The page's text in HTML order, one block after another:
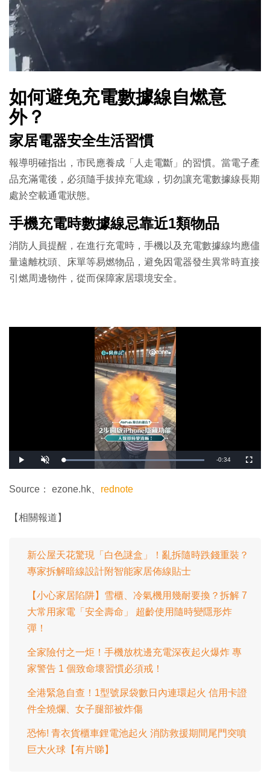
如何避免充電數據線自燃意
外？
家居電器安全生活習慣
報導明確指出，市民應養成「人走電斷」的習慣。當電子產
品充滿電後，必須隨手拔掉充電線，切勿讓充電數據線長期
處於空載通電狀態。
手機充電時數據線忌靠近1類物品
消防人員提醒，在進行充電時，手機以及充電數據線均應儘
量遠離枕頭、床單等易燃物品，避免因電器發生異常時直接
引燃周邊物件，從而保障家居環境安全。
播
放
開
啟
載
入
剩
-0:34
全
螢
Source： ezone.hk、 rednote
【相關報道】
新公屋天花驚現「白色謎盒」！亂拆隨時跌錢重裝？
專家拆解暗線設計附智能家居佈線貼士
【小心家居陷阱】雪櫃、冷氣機用幾耐要換？拆解 7
大常用家電「安全壽命」 超齡使用隨時變隱形炸
彈！
全家險付之一炬！手機放枕邊充電深夜起火爆炸 專
家警告 1 個致命壞習慣必須戒！
全港緊急自查！1型號尿袋數日內連環起火 信用卡證
件全燒爛、女子腿部被炸傷
恐怖! 青衣貨櫃車鋰電池起火 消防救援期間尾門突噴
巨大火球【有片睇】